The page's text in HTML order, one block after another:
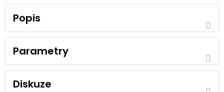
Popis
Parametry
Diskuze